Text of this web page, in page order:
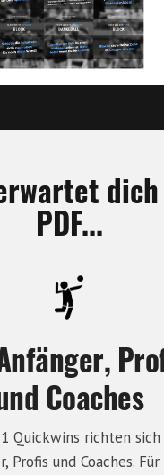
PDF...
Coaches
Quickwins richten sich
Profis und Coaches.